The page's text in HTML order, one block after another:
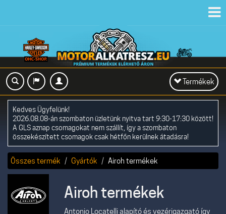
Toggle
navigation
Termékek
Kedves Ügyfelünk!
2026.08.08-án szombaton üzletünk nyitva tart 9:30-17:30 között!
A GLS aznap csomagokat nem szállít, így a szombaton
összekészített csomagok csak hétfőn kerülnek átadásra!
Összes termék Gyártók Airoh termékek
Airoh termékek
Antonio Locatelli alapító és vezérigazgató így